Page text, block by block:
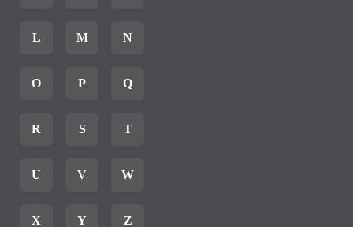
L M N
O P Q
R S T
U V W
X Y Z